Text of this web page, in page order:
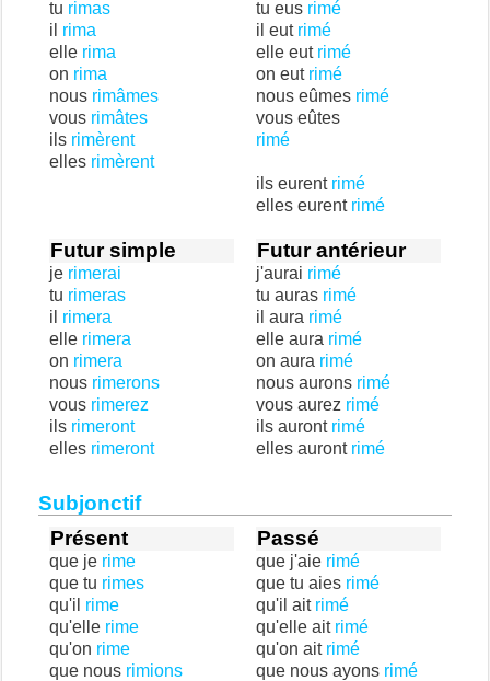
tu rimas
il rima
elle rima
on rima
nous rimâmes
vous rimâtes
ils rimèrent
elles rimèrent
tu eus rimé
il eut rimé
elle eut rimé
on eut rimé
nous eûmes rimé
vous eûtes
rimé
ils eurent rimé
elles eurent rimé
Futur simple
je rimerai
tu rimeras
il rimera
elle rimera
on rimera
nous rimerons
vous rimerez
ils rimeront
elles rimeront
Futur antérieur
j'aurai rimé
tu auras rimé
il aura rimé
elle aura rimé
on aura rimé
nous aurons rimé
vous aurez rimé
ils auront rimé
elles auront rimé
Subjonctif
Présent
que je rime
que tu rimes
qu'il rime
qu'elle rime
qu'on rime
que nous rimions
Passé
que j'aie rimé
que tu aies rimé
qu'il ait rimé
qu'elle ait rimé
qu'on ait rimé
que nous ayons rimé